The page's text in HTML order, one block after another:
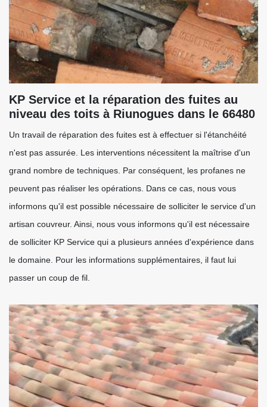
KP Service et la réparation des fuites au
niveau des toits à Riunogues dans le 66480
Un travail de réparation des fuites est à effectuer si l'étanchéité
n'est pas assurée. Les interventions nécessitent la maîtrise d'un
grand nombre de techniques. Par conséquent, les profanes ne
peuvent pas réaliser les opérations. Dans ce cas, nous vous
informons qu'il est possible nécessaire de solliciter le service d'un
artisan couvreur. Ainsi, nous vous informons qu'il est nécessaire
de solliciter KP Service qui a plusieurs années d'expérience dans
le domaine. Pour les informations supplémentaires, il faut lui
passer un coup de fil.